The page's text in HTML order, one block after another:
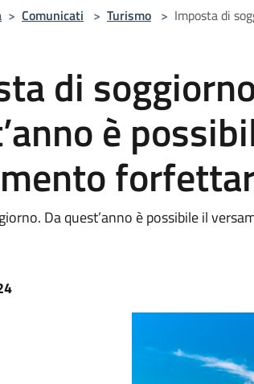
> Comunicati > Turismo > Imposta di
di
è
Da quest’anno è possibile il